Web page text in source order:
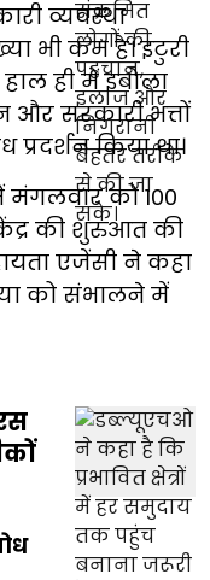
व्यवस्था
भी कम है। इटुरी
ही में इबोला
और सरकारी भत्तों
किया था।
मंगलवार को 100
केंद्र की शुरुआत की
एजेंसी ने कहा
को संभालने में